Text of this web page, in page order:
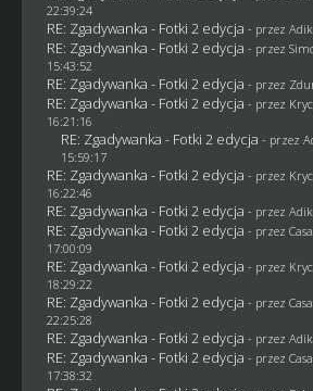
22:39:24
RE: Zgadywanka - Fotki 2 edycja - przez
RE: Zgadywanka - Fotki 2 edycja - przez
15:43:52
RE: Zgadywanka - Fotki 2 edycja - przez
RE: Zgadywanka - Fotki 2 edycja - przez
16:21:16
RE: Zgadywanka - Fotki 2 edycja - przez
15:59:17
RE: Zgadywanka - Fotki 2 edycja - przez
16:22:46
RE: Zgadywanka - Fotki 2 edycja - przez
RE: Zgadywanka - Fotki 2 edycja - przez
17:00:09
RE: Zgadywanka - Fotki 2 edycja - przez
18:29:22
RE: Zgadywanka - Fotki 2 edycja - przez
22:25:28
RE: Zgadywanka - Fotki 2 edycja - przez
RE: Zgadywanka - Fotki 2 edycja - przez
17:38:32